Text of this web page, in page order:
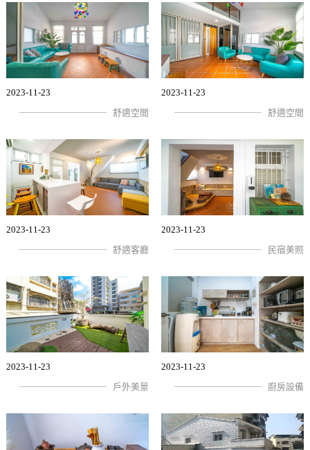
2023-11-23
舒適空間
2023-11-23
舒適空間
2023-11-23
舒適客廳
2023-11-23
民宿美照
2023-11-23
戶外美景
2023-11-23
廚房設備